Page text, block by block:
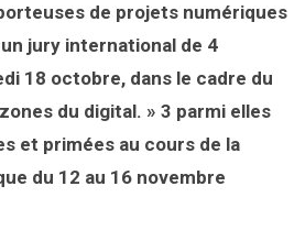
de projets numériques
jury international de 4
18 octobre, dans le cadre du
du digital. » 3 parmi elles
et primées au cours de la
du 12 au 16 novembre